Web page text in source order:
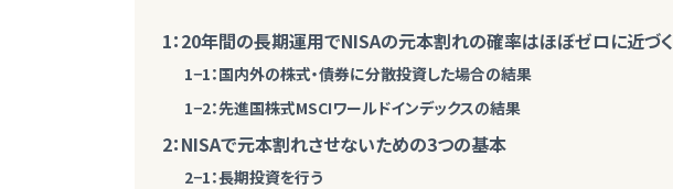
1：20年間の長期運用でNISAの元本割れの確率はほぼゼロに近づく
1−1：国内外の株式・債券に分散投資した場合の結果
1−2：先進国株式MSCIワールドインデックスの結果
2：NISAで元本割れさせないための3つの基本
2−1：長期投資を行う